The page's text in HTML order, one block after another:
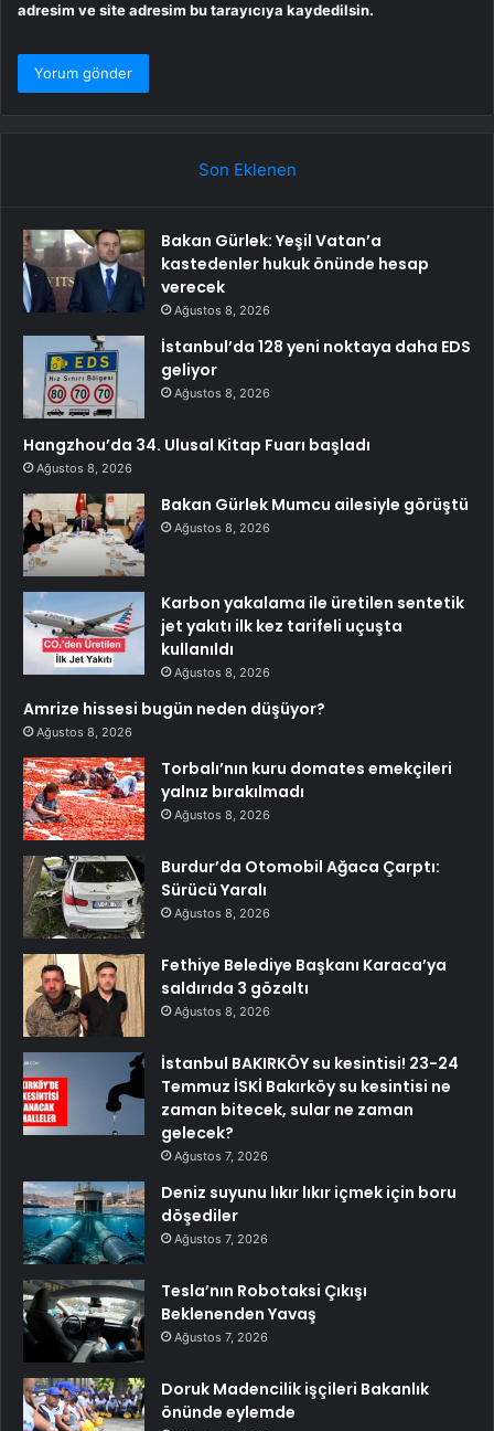
adresim ve site adresim bu tarayıcıya kaydedilsin.
Son Eklenen
Bakan Gürlek: Yeşil Vatan’a
kastedenler hukuk önünde hesap
verecek
Ağustos 8, 2026
İstanbul’da 128 yeni noktaya daha EDS
geliyor
Ağustos 8, 2026
Hangzhou’da 34. Ulusal Kitap Fuarı başladı
Ağustos 8, 2026
Bakan Gürlek Mumcu ailesiyle görüştü
Ağustos 8, 2026
Karbon yakalama ile üretilen sentetik
jet yakıtı ilk kez tarifeli uçuşta
kullanıldı
Ağustos 8, 2026
Amrize hissesi bugün neden düşüyor?
Ağustos 8, 2026
Torbalı’nın kuru domates emekçileri
yalnız bırakılmadı
Ağustos 8, 2026
Burdur’da Otomobil Ağaca Çarptı:
Sürücü Yaralı
Ağustos 8, 2026
Fethiye Belediye Başkanı Karaca’ya
saldırıda 3 gözaltı
Ağustos 8, 2026
İstanbul BAKIRKÖY su kesintisi! 23-24
Temmuz İSKİ Bakırköy su kesintisi ne
zaman bitecek, sular ne zaman
gelecek?
Ağustos 7, 2026
Deniz suyunu lıkır lıkır içmek için boru
döşediler
Ağustos 7, 2026
Tesla’nın Robotaksi Çıkışı
Beklenenden Yavaş
Ağustos 7, 2026
Doruk Madencilik işçileri Bakanlık
önünde eylemde